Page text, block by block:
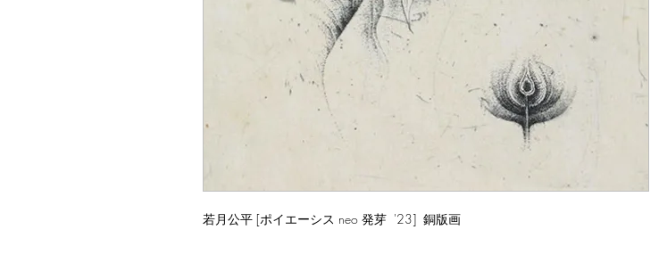
若月公平 [ポイエーシス neo 発芽 '23] 銅版画